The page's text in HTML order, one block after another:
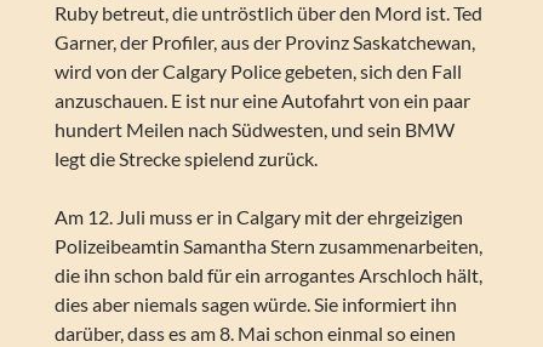
Ruby betreut, die untröstlich über den Mord ist. Ted
Garner, der Profiler, aus der Provinz Saskatchewan,
wird von der Calgary Police gebeten, sich den Fall
anzuschauen. E ist nur eine Autofahrt von ein paar
hundert Meilen nach Südwesten, und sein BMW
legt die Strecke spielend zurück.
Am 12. Juli muss er in Calgary mit der ehrgeizigen
Polizeibeamtin Samantha Stern zusammenarbeiten,
die ihn schon bald für ein arrogantes Arschloch hält,
dies aber niemals sagen würde. Sie informiert ihn
darüber, dass es am 8. Mai schon einmal so einen